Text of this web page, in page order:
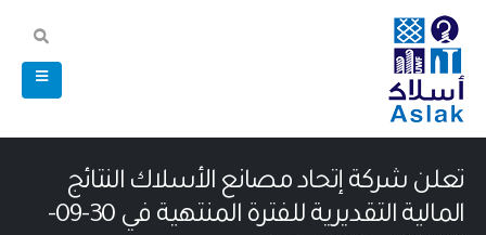
تعلن شركة إتحاد مصانع الأسلاك النتائج
المالية التقديرية للفترة المنتهية في 30-09-